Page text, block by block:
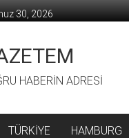
30, 2026
HABERİN ADRESİ
TÜRKİYE HAMBURG